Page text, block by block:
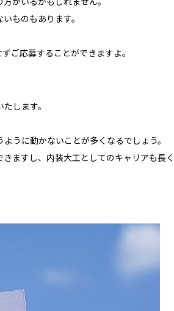
ものもあります。
ご応募することができますよ。
します。
うに動かないことが多くなるでしょう。
ますし、内装大工としてのキャリアも長く